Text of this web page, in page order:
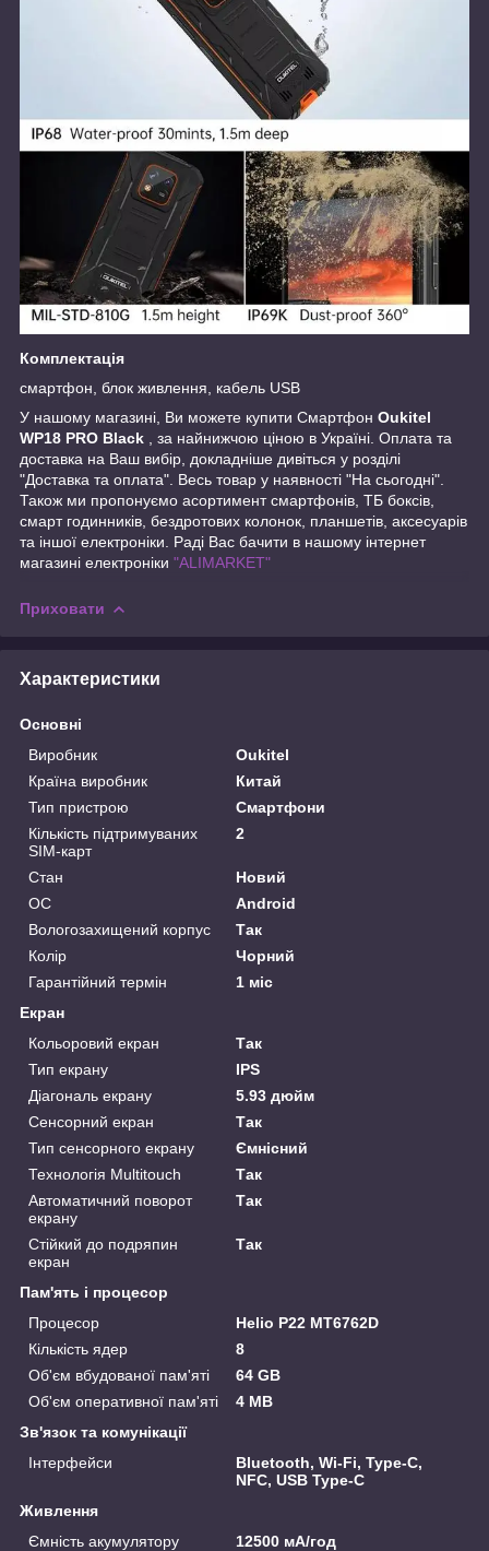
Комплектація
смартфон, блок живлення, кабель USB
У нашому магазині, Ви можете купити Смартфон Oukitel
WP18 PRO Black , за найнижчою ціною в Україні. Оплата та
доставка на Ваш вибір, докладніше дивіться у розділі
"Доставка та оплата". Весь товар у наявності "На сьогодні".
Також ми пропонуємо асортимент смартфонів, ТБ боксів,
смарт годинників, бездротових колонок, планшетів, аксесуарів
та іншої електроніки. Раді Вас бачити в нашому інтернет
магазині електроніки "ALIMARKET"
Приховати
Характеристики
Основні
Виробник
Oukitel
Країна виробник
Китай
Тип пристрою
Смартфони
Кількість підтримуваних
SIM-карт
2
Стан
Новий
ОС
Android
Вологозахищений корпус
Так
Колір
Чорний
Гарантійний термін
1 міс
Екран
Кольоровий екран
Так
Тип екрану
IPS
Діагональ екрану
5.93 дюйм
Сенсорний екран
Так
Тип сенсорного екрану
Ємнісний
Технологія Multitouch
Так
Автоматичний поворот
екрану
Так
Стійкий до подряпин
екран
Так
Пам'ять і процесор
Процесор
Helio P22 MT6762D
Кількість ядер
8
Об'єм вбудованої пам'яті
64 GB
Об'єм оперативної пам'яті
4 MB
Зв'язок та комунікації
Інтерфейси
Bluetooth, Wi-Fi, Type-C,
NFC, USB Type-C
Живлення
Ємність акумулятору
12500 мА/год